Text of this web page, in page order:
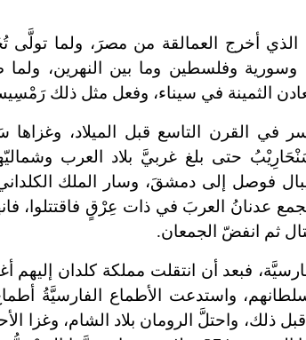
أخرج العمالقة من مصرَ، ولما تولَّى
وسورية وفلسطين وما بين النهرين،
القرن التاسع قبل الميلاد، وغزاها
حفيده سَنْحَارِيْبُ حتى بلغ غربيَّ بلاد العرب
فوصل إلى دمشقَ، وسار الملك
عدنانُ العربَ في ذات عِرْقٍ فاقتتلوا،
ثم انفضّ الجمعان.
فبعد أن انتقلت مملكة كلدان
واستدعت الأطماع الفارسيَّةُ أطماع
ذلك، واحتلَّ الرومان بلاد الشام، وغزا